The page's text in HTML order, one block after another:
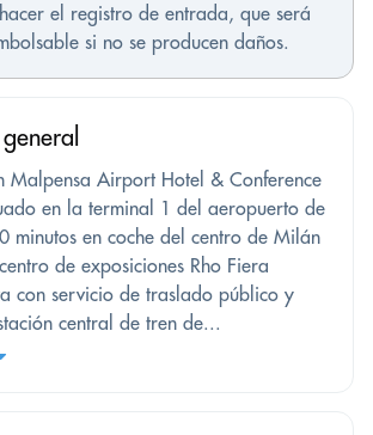
el registro de entrada, que será
si no se producen daños.
Malpensa Airport Hotel & Conference
en la terminal 1 del aeropuerto de
minutos en coche del centro de Milán
de exposiciones Rho Fiera
con servicio de traslado público y
central de tren de...